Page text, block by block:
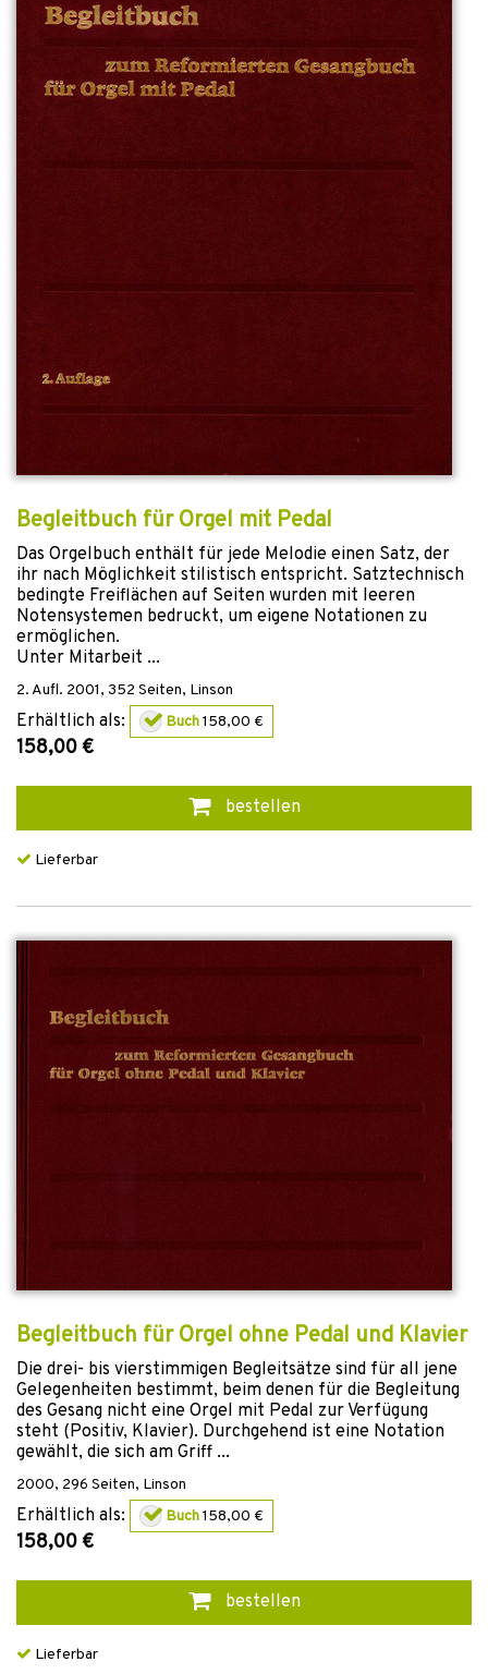
Begleitbuch für Orgel mit Pedal
Das Orgelbuch enthält für jede Melodie einen Satz, der
ihr nach Möglichkeit stilistisch entspricht. Satztechnisch
bedingte Freiflächen auf Seiten wurden mit leeren
Notensystemen bedruckt, um eigene Notationen zu
ermöglichen.
Unter Mitarbeit ...
2. Aufl. 2001, 352 Seiten, Linson
Erhältlich als: Buch158,00 €
158,00 €
bestellen
Lieferbar
Begleitbuch für Orgel ohne Pedal und Klavier
Die drei- bis vierstimmigen Begleitsätze sind für all jene
Gelegenheiten bestimmt, beim denen für die Begleitung
des Gesang nicht eine Orgel mit Pedal zur Verfügung
steht (Positiv, Klavier). Durchgehend ist eine Notation
gewählt, die sich am Griff ...
2000, 296 Seiten, Linson
Erhältlich als: Buch158,00 €
158,00 €
bestellen
Lieferbar